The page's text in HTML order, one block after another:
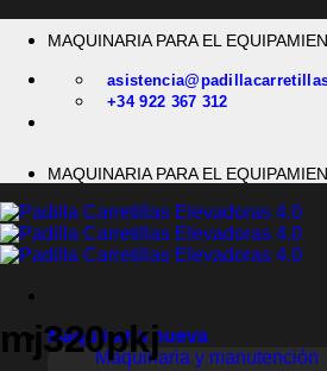
MAQUINARIA PARA EL
+34 922 367 312
MAQUINARIA PARA EL
Maquinaria nueva
Maquinaria y manutención
mj320pkj